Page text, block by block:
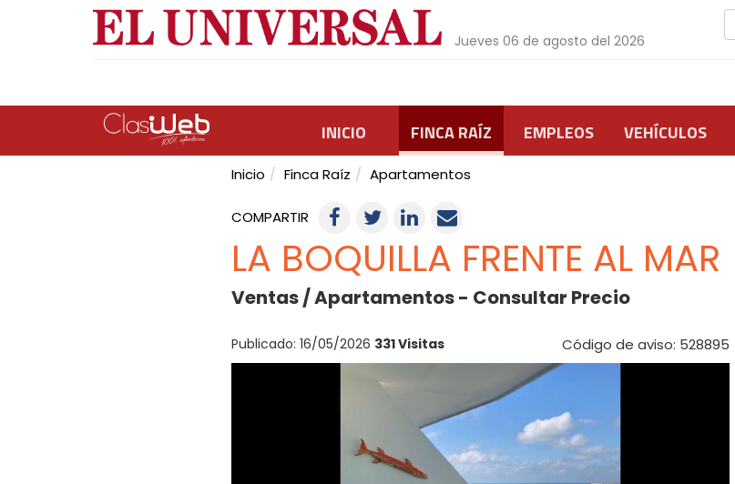
Jueves 06 de agosto del 2026
INICIO FINCA RAÍZ EMPLEOS VEHÍCULOS
Inicio Finca Raíz Apartamentos
COMPARTIR
LA BOQUILLA FRENTE AL MAR
Ventas / Apartamentos - Consultar Precio
Publicado: 16/05/2026 331 Visitas Código de aviso: 528895